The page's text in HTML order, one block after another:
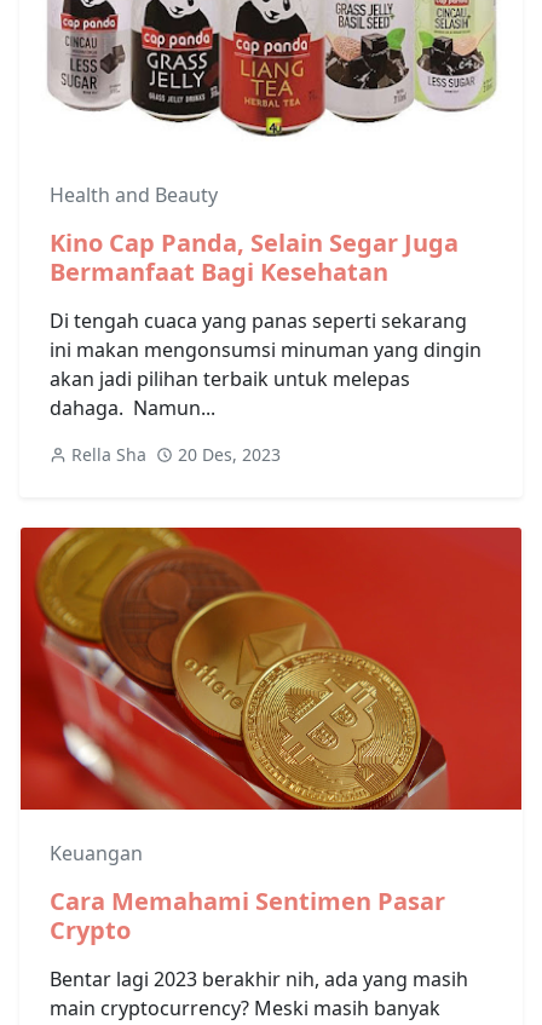
Health and Beauty
Kino Cap Panda, Selain Segar Juga
Bermanfaat Bagi Kesehatan
Di tengah cuaca yang panas seperti sekarang
ini makan mengonsumsi minuman yang dingin
akan jadi pilihan terbaik untuk melepas
dahaga. Namun...
Rella Sha 20 Des, 2023
Keuangan
Cara Memahami Sentimen Pasar
Crypto
Bentar lagi 2023 berakhir nih, ada yang masih
main cryptocurrency? Meski masih banyak